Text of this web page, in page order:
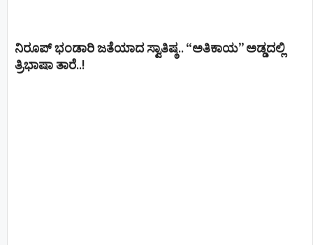
ನಿರೂಪ್ ಭಂಡಾರಿ ಜತೆಯಾದ ಸ್ವಾತಿಷ್ಠ.. “ಅತಿಕಾಯ” ಅಡ್ಡದಲ್ಲಿ
ತ್ರಿಭಾಷಾ ತಾರೆ..!